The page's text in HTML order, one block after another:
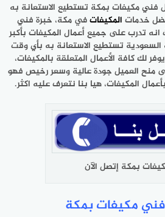
فني مكيفات بمكة تستطيع الاستعانة به
خدمات المكيفاتفي مكة، خبرة فني
تدرب على جميع أعمال المكيفات بأكبر
السعودية تستطيع الاستعانة به بأي وقت
24 ساعه يوفر لك كافة الأعمال المتعلقة بالمكيفات،
منح العميل جودة عالية وسعر رخيص فهو
المكيفات، هيا بنا نتعرف عليه اكثر.
بمكة إتصل الآن
مكيفات بمكة